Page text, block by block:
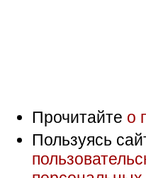
Прочитайте о
Пользуясь